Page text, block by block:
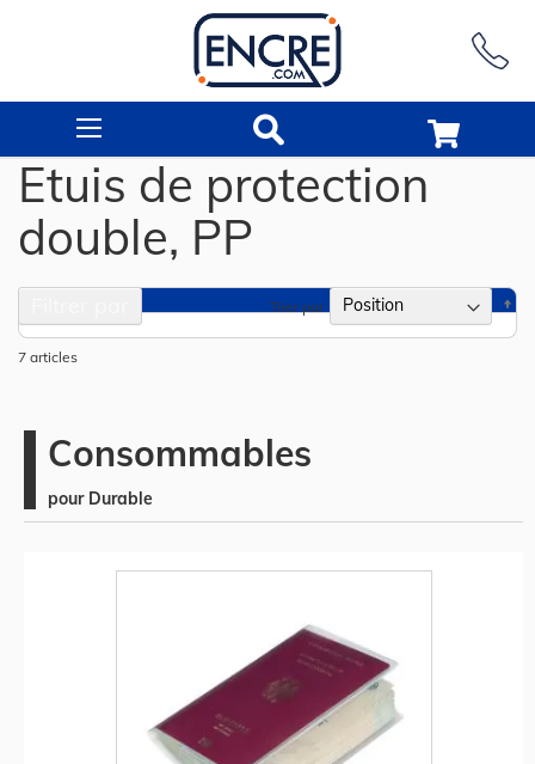
Etuis de protection
double, PP
7 articles
Trier par
Consommables
pour Durable